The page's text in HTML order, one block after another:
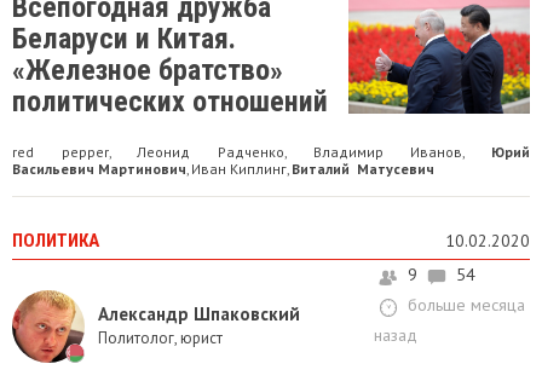
Всепогодная дружба
Беларуси и Китая.
«Железное братство»
политических отношений
red pepper,Леонид Радченко, Владимир Иванов, Юрий
Васильевич Мартинович, Иван Киплинг, Виталий Матусевич
ПОЛИТИКА 10.02.2020
Александр Шпаковский
Политолог, юрист
9
54
больше месяца
назад